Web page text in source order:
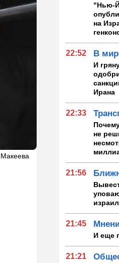
"Нью-
на
22:52 В
И
Ирана
22:33
не
21:56
21:45
И еще
21:21